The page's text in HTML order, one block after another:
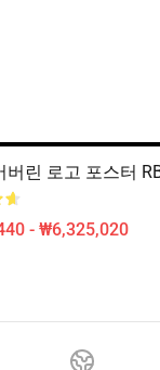
버린 로고 포스터
- ₩6,325,020